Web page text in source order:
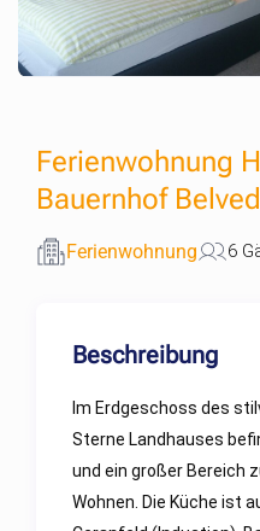
Ferienwohnung
Bauernhof
Ferienwohnung 6
Beschreibung
Im Erdgeschoss des
Sterne Landhauses
und ein großer Bereich
Wohnen. Die Küche ist